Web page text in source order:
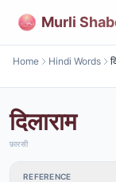
Murli
Home Hindi Words
दिलाराम
फ़ारसी
REFERENCE